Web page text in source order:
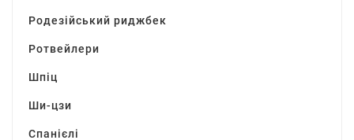
Родезійський риджбек
Ротвейлери
Шпіц
Ши-цзи
Спанієлі